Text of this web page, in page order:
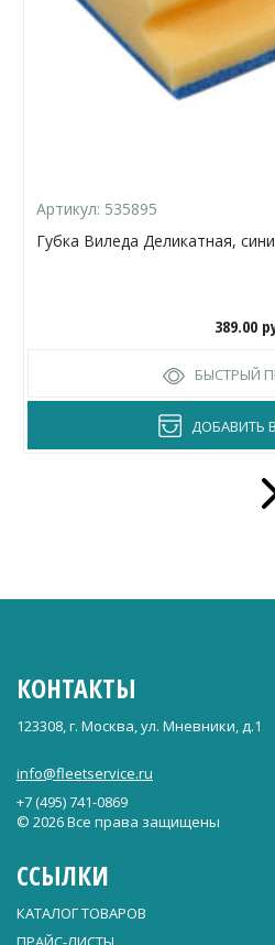
Артикул: 535895
Губка Виледа Деликатная,
389.00
БЫСТРЫЙ
ДОБАВИТЬ
КОНТАКТЫ
123308, г. Москва, ул. Мневники, д.1
info@fleetservice.ru
+7 (495) 741-0869
© 2026 Все права защищены
ССЫЛКИ
КАТАЛОГ ТОВАРОВ